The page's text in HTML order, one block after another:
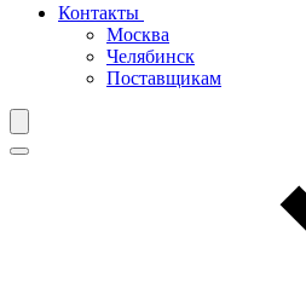
Контакты
Москва
Челябинск
Поставщикам